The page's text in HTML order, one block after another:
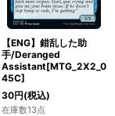
【ENG】錯乱した助
手/Deranged
Assistant[MTG_2X2_0
45C]
30円(税込)
在庫数13点